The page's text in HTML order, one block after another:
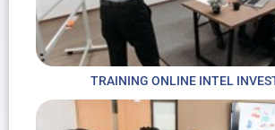
TRAINING ONLINE INTEL